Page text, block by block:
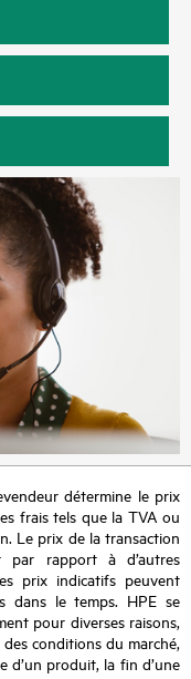
détermine le prix
frais tels que la TVA ou
Le prix de la transaction
par rapport à d’autres
prix indicatifs peuvent
dans le temps. HPE se
pour diverses raisons,
des conditions du marché,
d’un produit, la fin d’une